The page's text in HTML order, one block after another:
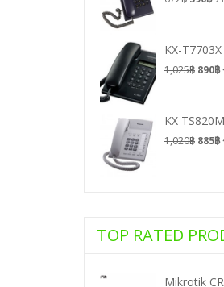
KX-T7703X
1,025฿ 890฿
KX
1,020฿ 885฿
TOP RATED
Mikrotik